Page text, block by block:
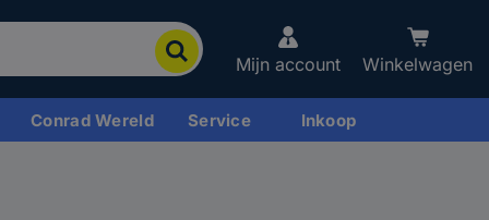
Mijn account Winkelwagen
Conrad Wereld Service Inkoop